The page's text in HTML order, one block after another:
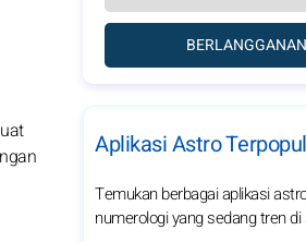
BERLANGGANAN
Aplikasi Astro
Temukan berbagai aplikasi
numerologi yang sedang tren